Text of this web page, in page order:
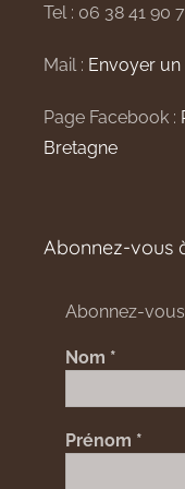
Tel : 06 38 41 90
Mail : Envoyer
Page Facebook :
Bretagne
Abonnez-vous
Abonnez-
Nom *
Prénom *